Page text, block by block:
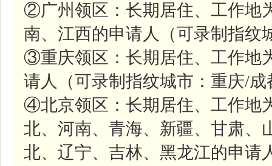
②广州领区：长期居住、工作地
南、江西的申请人（可录制指纹
③重庆领区：长期居住、工作地
请人（可录制指纹城市：重庆/成
④北京领区：长期居住、工作地
北、河南、青海、新疆、甘肃、
北、辽宁、吉林、黑龙江的申请